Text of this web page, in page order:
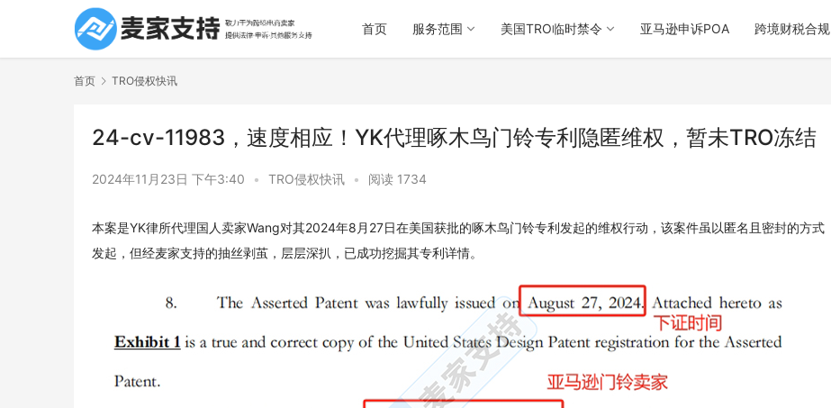
首页 服务范围 美国TRO临时禁令 亚马逊申诉POA 跨境财税合规
首页 TRO侵权快讯
24-cv-11983，速度相应！YK代理啄木鸟门铃专利隐匿维权，暂未TRO冻结
2024年11月23日 下午3:40 • TRO侵权快讯 • 阅读 1734
本案是YK律所代理国人卖家Wang对其2024年8月27日在美国获批的啄木鸟门铃专利发起的维权行动，该案件虽以匿名且密封的方式
发起，但经麦家支持的抽丝剥茧，层层深扒，已成功挖掘其专利详情。